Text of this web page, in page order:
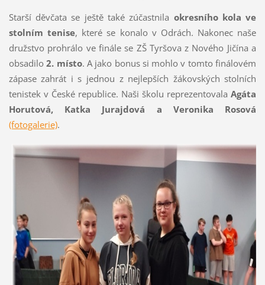
Starší děvčata se ještě také zúčastnila okresního kola ve
stolním tenise, které se konalo v Odrách. Nakonec naše
družstvo prohrálo ve finále se ZŠ Tyršova z Nového Jičína a
obsadilo2. místo. A jako bonus si mohlo v tomto finálovém
zápase zahrát i s jednou z nejlepších žákovských stolních
tenistek v České republice. Naši školu reprezentovalaAgáta
Horutová, Katka Jurajdová a Veronika Rosová
(fotogalerie).